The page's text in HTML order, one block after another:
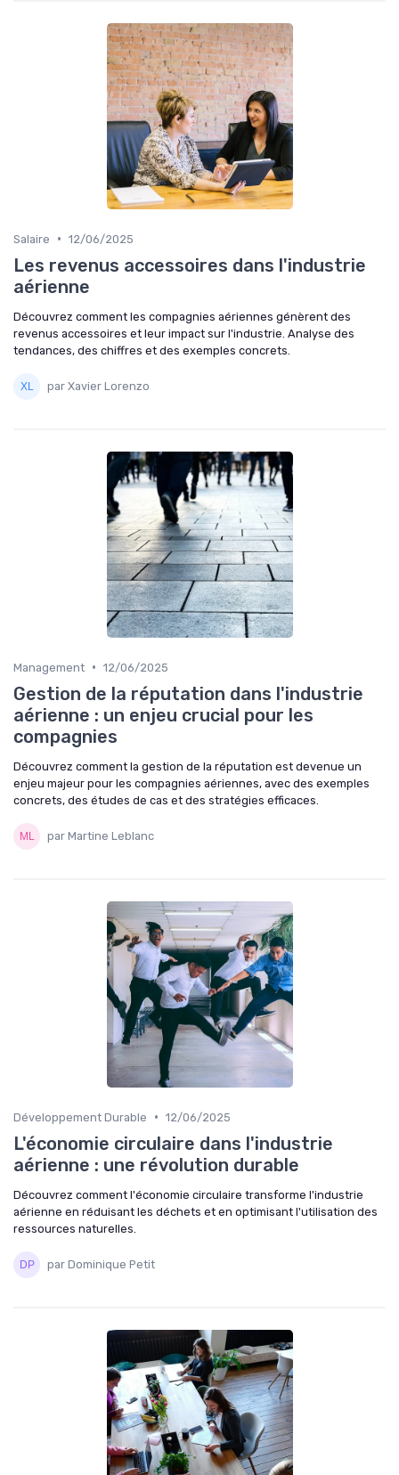
Salaire • 12/06/2025
Les revenus accessoires dans l'industrie
aérienne
Découvrez comment les compagnies aériennes génèrent des
revenus accessoires et leur impact sur l'industrie. Analyse des
tendances, des chiffres et des exemples concrets.
par Xavier Lorenzo
Management • 12/06/2025
Gestion de la réputation dans l'industrie
aérienne : un enjeu crucial pour les
compagnies
Découvrez comment la gestion de la réputation est devenue un
enjeu majeur pour les compagnies aériennes, avec des exemples
concrets, des études de cas et des stratégies efficaces.
par Martine Leblanc
Développement Durable • 12/06/2025
L'économie circulaire dans l'industrie
aérienne : une révolution durable
Découvrez comment l'économie circulaire transforme l'industrie
aérienne en réduisant les déchets et en optimisant l'utilisation des
ressources naturelles.
par Dominique Petit